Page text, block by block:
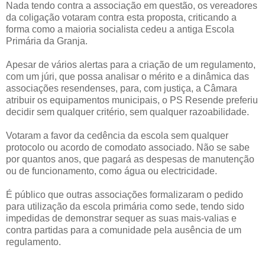
Nada tendo contra a associação em questão, os vereadores
da coligação votaram contra esta proposta, criticando a
forma como a maioria socialista cedeu a antiga Escola
Primária da Granja.
Apesar de vários alertas para a criação de um regulamento,
com um júri, que possa analisar o mérito e a dinâmica das
associações resendenses, para, com justiça, a Câmara
atribuir os equipamentos municipais, o PS Resende preferiu
decidir sem qualquer critério, sem qualquer razoabilidade.
Votaram a favor da cedência da escola sem qualquer
protocolo ou acordo de comodato associado. Não se sabe
por quantos anos, que pagará as despesas de manutenção
ou de funcionamento, como água ou electricidade.
É público que outras associações formalizaram o pedido
para utilização da escola primária como sede, tendo sido
impedidas de demonstrar sequer as suas mais-valias e
contra partidas para a comunidade pela ausência de um
regulamento.